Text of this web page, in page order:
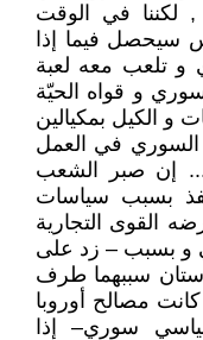
, لكننا في الوقت
سيحصل فيما إذا
و تلعب معه لعبة
و قواه الحيّة
و الكيل بمكيالين
في العمل
.... إن صبر الشعب
بسبب سياسات
القوى التجارية
و بسبب – زد على
سببهما طرف
مصالح أوروبا
سوري– إذا